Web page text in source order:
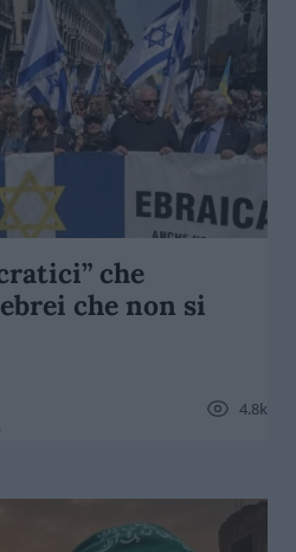
che
che non si
4.8k